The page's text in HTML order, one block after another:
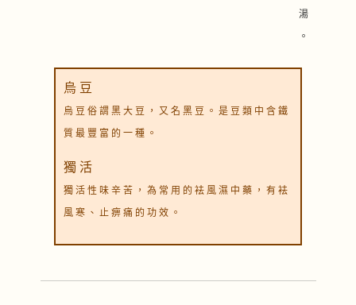
湯
。
烏 豆
烏 豆 俗 謂 黑 大 豆 ， 又 名 黑 豆 。 是 豆 類 中 含 鐵
質 最 豐 富 的 一 種 。
獨 活
獨 活 性 味 辛 苦 ， 為 常 用 的 袪 風 濕 中 藥 ， 有 袪
風 寒 、 止 痹 痛 的 功 效 。